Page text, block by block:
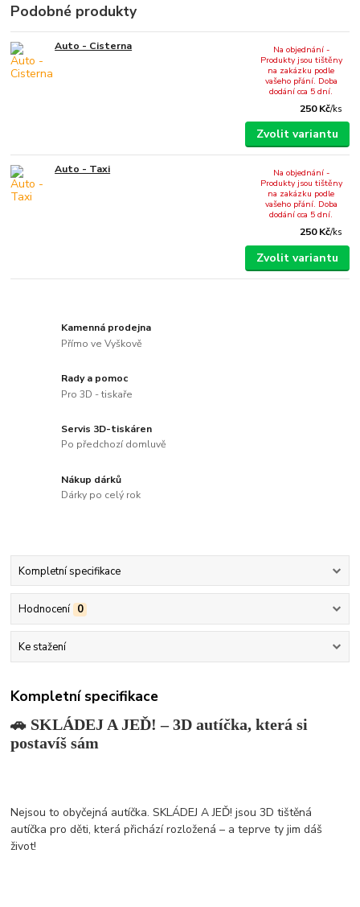
Podobné produkty
Auto - Cisterna
250 Kč/ks
Na objednání -
Produkty jsou tištěny
na zakázku podle
vašeho přání. Doba
dodání cca 5 dní.
Zvolit variantu
Auto - Taxi
250 Kč/ks
Na objednání -
Produkty jsou tištěny
na zakázku podle
vašeho přání. Doba
dodání cca 5 dní.
Zvolit variantu
Kamenná prodejna
Přímo ve Vyškově
Rady a pomoc
Pro 3D - tiskaře
Servis 3D-tiskáren
Po předchozí domluvě
Nákup dárků
Dárky po celý rok
Kompletní specifikace
Hodnocení 0
Ke stažení
Kompletní specifikace
🚗 SKLÁDEJ A JEĎ! – 3D autíčka, která si
postavíš sám
Nejsou to obyčejná autíčka. SKLÁDEJ A JEĎ! jsou 3D tištěná
autíčka pro děti, která přichází rozložená – a teprve ty jim dáš
život!